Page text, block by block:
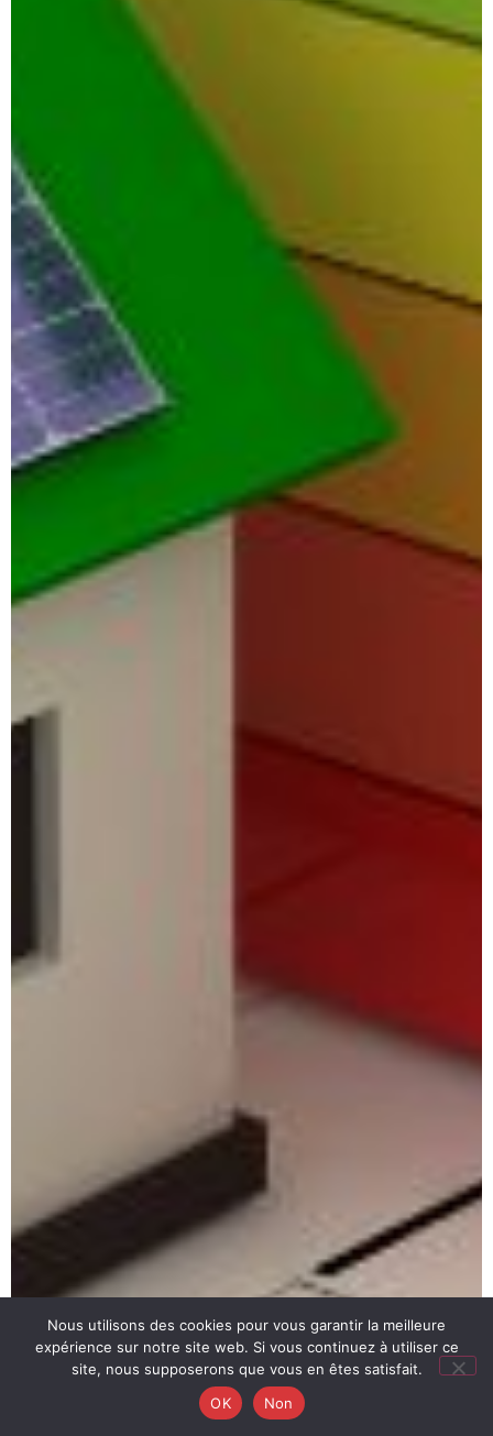
Nous utilisons des cookies pour vous garantir la meilleure
expérience sur notre site web. Si vous continuez à utiliser ce
site, nous supposerons que vous en êtes satisfait.
OK
Non